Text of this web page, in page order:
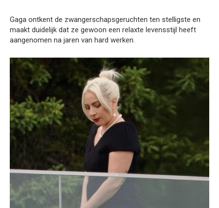
Gaga ontkent de zwangerschapsgeruchten ten stelligste en
maakt duidelijk dat ze gewoon een relaxte levensstijl heeft
aangenomen na jaren van hard werken.